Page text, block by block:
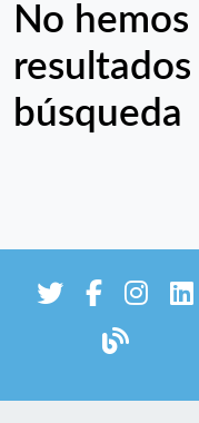
No
resultados
búsqueda